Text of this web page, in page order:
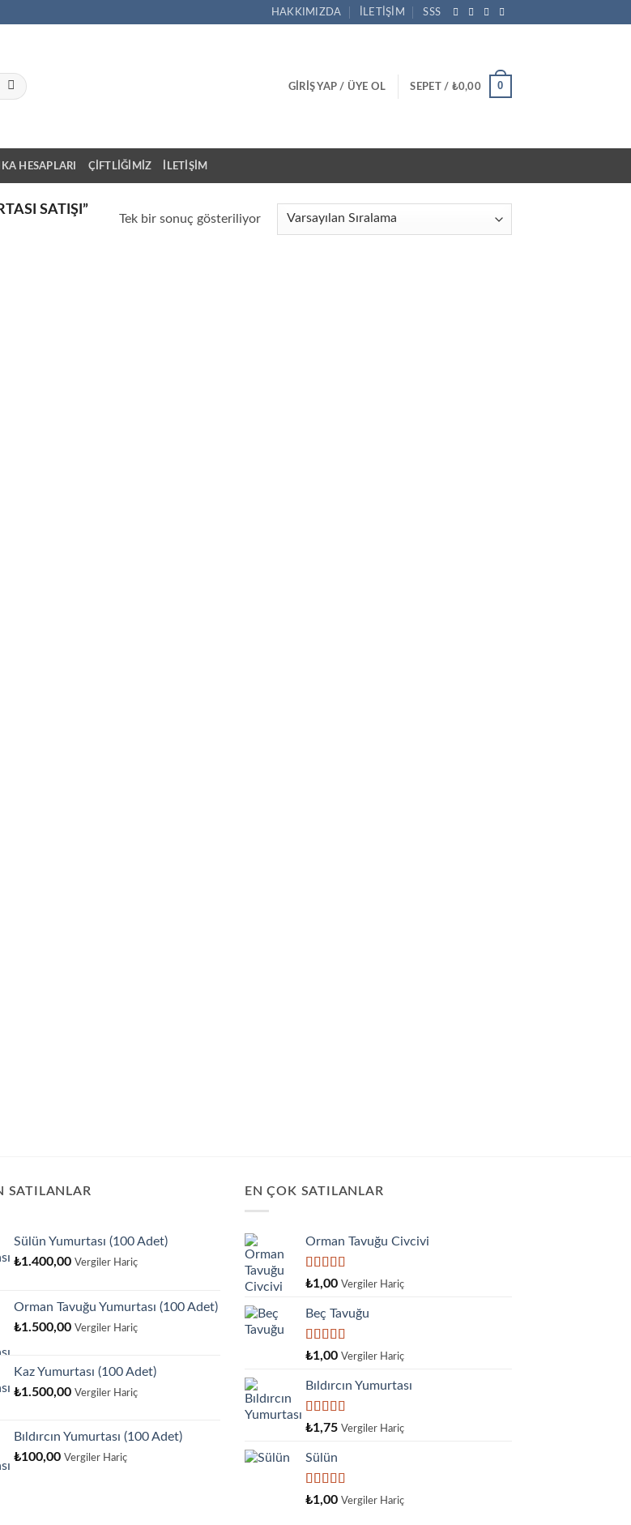
HAKKIMIZDA İLETIŞIM SSS
GIRIŞ YAP / ÜYE OL SEPET / ₺0,00 0
HESAPLARI ÇIFTLIĞIMIZ İLETIŞIM
SATIŞI”
Tek bir sonuç gösteriliyor
SATILANLAR
Sülün Yumurtası (100 Adet)
₺1.400,00 Vergiler Hariç
Orman Tavuğu Yumurtası (100 Adet)
₺1.500,00 Vergiler Hariç
Kaz Yumurtası (100 Adet)
₺1.500,00 Vergiler Hariç
Bıldırcın Yumurtası (100 Adet)
₺100,00 Vergiler Hariç
EN ÇOK SATILANLAR
Orman Tavuğu Civcivi
5 üzerinden
₺1,00 Vergiler Hariç
Beç Tavuğu
5
4.00oy
aldı
₺1,00 Vergiler Hariç
Bıldırcın Yumurtası
5
4.33oy
aldı
₺1,75 Vergiler Hariç
Sülün
5
₺1,00 Vergiler Hariç